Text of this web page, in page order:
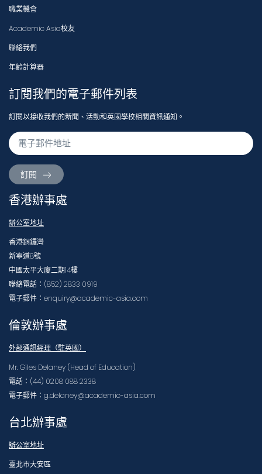
職業機會
Academic Asia校友
聯絡我們
年齡計算器
訂閱我們的電子郵件列表
訂閱以接收我們的新聞、活動和英國學校相關資訊通知。
訂閱
香港辦事處
辦公室地址
香港銅鑼灣
新寧道8號
中國太平大廈二期14樓
聯絡電話：(852) 2833 0919
電子郵件：enquiry@academic-asia.com
倫敦辦事處
外部通訊經理（駐英國）
Mr. Giles Delaney (Head of Education)
電話：(44) 0208 088 2338
電子郵件：g.delaney@academic-asia.com
台北辦事處
辦公室地址
臺北市大安區